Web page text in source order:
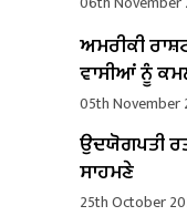
ਅਮਰੀਕੀ
ਵਾਸੀਆਂ ਨੂੰ
05th November
ਉਦਯੋਗਪਤੀ
ਸਾਹਮਣੇ
25th October